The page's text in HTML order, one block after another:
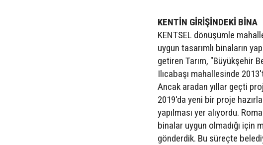
KENTİN GİRİŞİNDEKİ BİNA
KENTSEL dönüşümle
uygun tasarımlı binaların
getiren Tarım, "Büyükşehir
Ilıcabaşı mahallesinde
Ancak aradan yıllar geçti
2019'da yeni bir proje
yapılması yer alıyordu.
binalar uygun olmadığı için
gönderdik. Bu süreçte